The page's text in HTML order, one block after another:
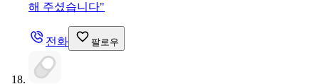
해 주셨습니다"
전화 팔로우